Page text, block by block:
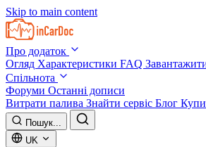
Skip to main content
Про додаток
Огляд Характеристики FAQ
Спільнота
Форуми Останні дописи
Витрати палива Знайти сервіс Блог
Пошук...
UK